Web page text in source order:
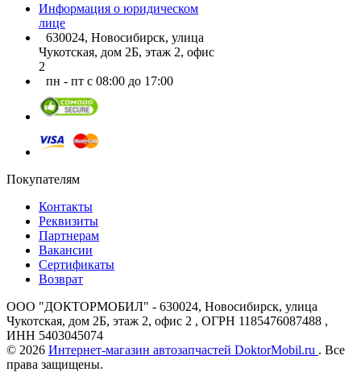
Информация о юридическом
лице
630024, Новосибирск, улица
Чукотская, дом 2Б, этаж 2, офис
2
пн - пт с 08:00 до 17:00
Покупателям
Контакты
Реквизиты
Партнерам
Вакансии
Сертификаты
Возврат
ООО "ДОКТОРМОБИЛ" - 630024, Новосибирск, улица
Чукотская, дом 2Б, этаж 2, офис 2 , ОГРН 1185476087488 ,
ИНН 5403045074
© 2026 Интернет-магазин автозапчастей DoktorMobil.ru . Все
права защищены.